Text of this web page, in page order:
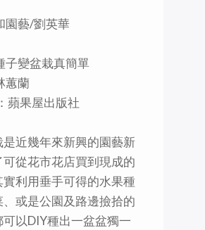
園藝/劉英華
子變盆栽真簡單
蕙蘭
蘋果屋出版社
是近幾年來新興的園藝新
從花市花店買到現成的
實利用垂手可得的水果種
或是公園及路邊撿拾的
以DIY種出一盆盆獨一